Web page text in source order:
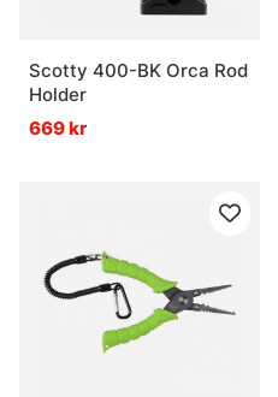
Scotty 400-BK Orca Rod
Holder
669 kr